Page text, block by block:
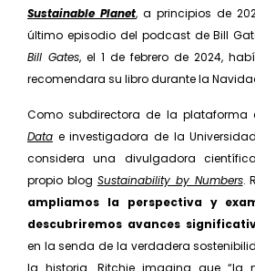
Sustainable Planet, a principios de
último episodio del podcast de Bill
Bill Gates, el 1 de febrero de 2024,
recomendara su libro durante la
Como subdirectora de la plataforma
Data e investigadora de la
considera una divulgadora
propio blog Sustainability by Numbers.
ampliamos la perspectiva y
descubriremos avances
en la senda de la verdade­ra
la historia. Ritchie imagina que “la